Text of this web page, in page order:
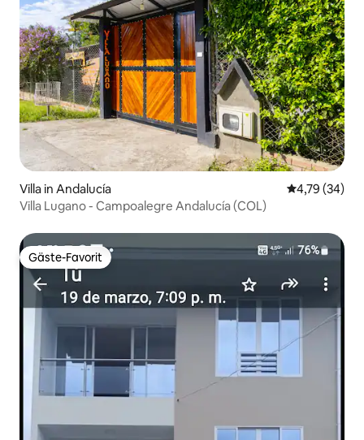
Villa in Andalucía
4,79 (34)
Villa Lugano - Campoalegre Andalucía (COL)
Gäste-Favorit
Gäste-Favorit